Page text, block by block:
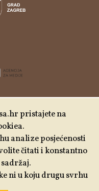
podrške
društva za
demokratizacije i
pristajete na
analize posjećenosti
čitati i konstantno
ni u koju drugu svrhu